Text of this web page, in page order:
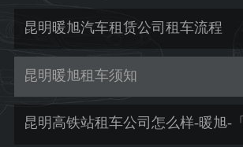
昆明暖旭汽车租赁公司租车流程
昆明暖旭租车须知